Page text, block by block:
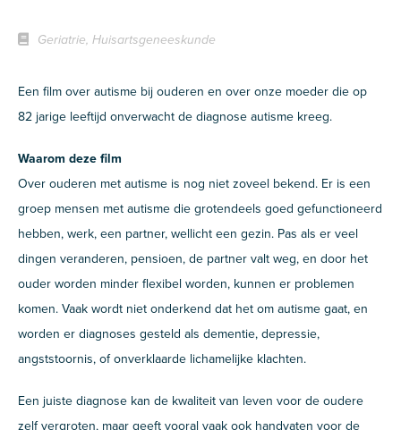
Geriatrie, Huisartsgeneeskunde
Een film over autisme bij ouderen en over onze moeder die op
82 jarige leeftijd onverwacht de diagnose autisme kreeg.
Waarom deze film
Over ouderen met autisme is nog niet zoveel bekend. Er is een
groep mensen met autisme die grotendeels goed gefunctioneerd
hebben, werk, een partner, wellicht een gezin. Pas als er veel
dingen veranderen, pensioen, de partner valt weg, en door het
ouder worden minder flexibel worden, kunnen er problemen
komen. Vaak wordt niet onderkend dat het om autisme gaat, en
worden er diagnoses gesteld als dementie, depressie,
angststoornis, of onverklaarde lichamelijke klachten.
Een juiste diagnose kan de kwaliteit van leven voor de oudere
zelf vergroten, maar geeft vooral vaak ook handvaten voor de